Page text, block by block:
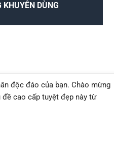
DÙNG
độc đáo của bạn. Chào mừng
cao cấp tuyệt đẹp này từ